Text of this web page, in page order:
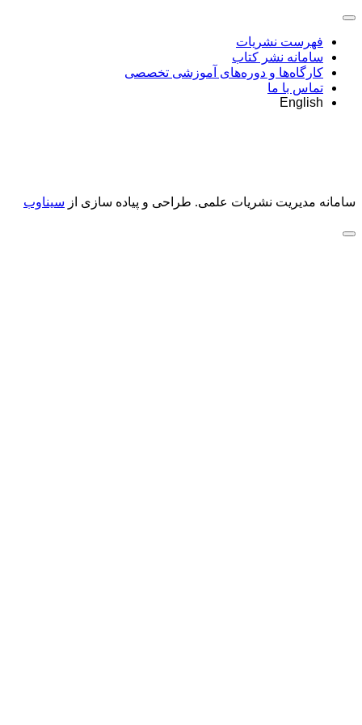
فهرست نشریات
سامانه نشر کتاب
کارگاه‌ها و دوره‌های آموزشی تخصصی
تماس با ما
English
سامانه مدیریت نشریات علمی. طراحی و پیاده سازی از سیناوب